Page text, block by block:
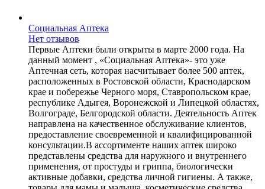
Социальная Аптека
Нет отзывов
Первые Аптеки были открыты в марте 2000 года. На
данный момент , «Социальная Аптека»- это уже
Аптечная сеть, которая насчитывает более 500 аптек,
расположенных в Ростовской области, Краснодарском
крае и побережье Черного моря, Ставропольском крае,
республике Адыгея, Воронежской и Липецкой областях,
Волгограде, Белгородской области. Деятельность Аптек
направлена на качественное обслуживание клиентов,
предоставление своевременной и квалифицированной
консультации.В ассортименте наших аптек широко
представлены средства для наружного и внутреннего
применения, от простуды и гриппа, биологически
активные добавки, средства личной гигиены. А также,